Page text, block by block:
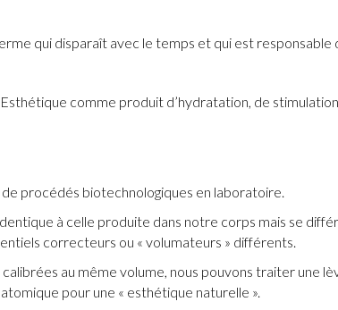
qui disparaît avec le temps et qui est
comme produit d’hydratation, de
procédés biotechnologiques en laboratoire.
à celle produite dans notre corps mais se
correcteurs ou « volumateurs » différents.
calibrées au même volume, nous pouvons traiter
pour une « esthétique naturelle ».